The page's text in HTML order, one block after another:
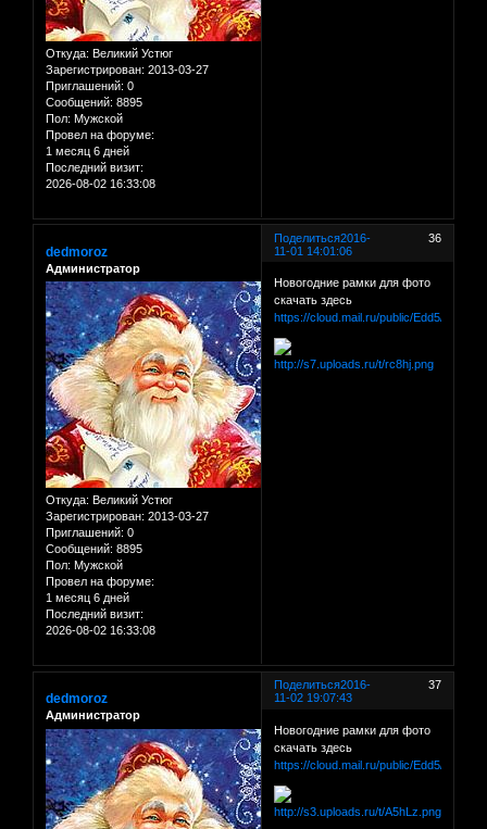
Откуда: Великий Устюг
Зарегистрирован: 2013-03-27
Приглашений: 0
Сообщений: 8895
Пол: Мужской
Провел на форуме:
1 месяц 6 дней
Последний визит:
2026-08-02 16:33:08
Поделиться 36
2016-
11-01 14:01:06
dedmoroz
Администратор
Откуда: Великий Устюг
Зарегистрирован: 2013-03-27
Приглашений: 0
Сообщений: 8895
Пол: Мужской
Провел на форуме:
1 месяц 6 дней
Последний визит:
2026-08-02 16:33:08
Новогодние рамки для фото
скачать здесь
https://cloud.mail.ru/public/Edd5/
Поделиться 37
2016-
11-02 19:07:43
dedmoroz
Администратор
Новогодние рамки для фото
скачать здесь
https://cloud.mail.ru/public/Edd5/